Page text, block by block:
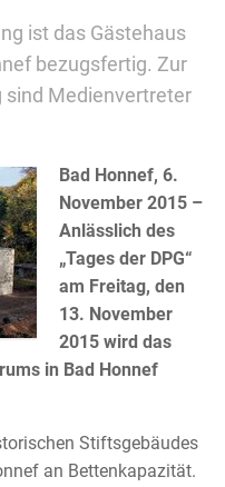
ist das Gästehaus
bezugsfertig. Zur
sind Medienvertreter
Bad Honnef, 6.
November 2015 –
Anlässlich des
„Tages der DPG“
am Freitag, den
13. November
2015 wird das
in Bad Honnef
Stiftsgebäudes
an Bettenkapazität.